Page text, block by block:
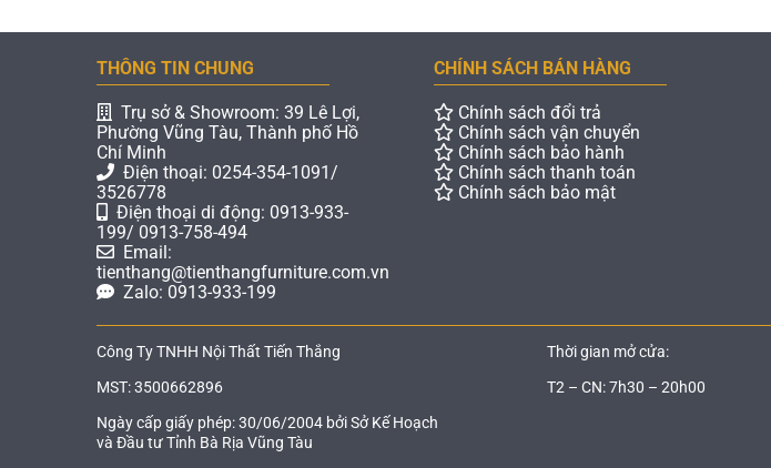
THÔNG TIN CHUNG
Trụ sở & Showroom: 39 Lê Lợi,
Phường Vũng Tàu, Thành phố Hồ
Chí Minh
Điện thoại: 0254-354-1091/
3526778
Điện thoại di động: 0913-933-
199/ 0913-758-494
Email:
tienthang@tienthangfurniture.com.vn
Zalo: 0913-933-199
CHÍNH SÁCH BÁN HÀNG
Chính sách đổi trả
Chính sách vận chuyển
Chính sách bảo hành
Chính sách thanh toán
Chính sách bảo mật
Công Ty TNHH Nội Thất Tiến Thắng
MST: 3500662896
Ngày cấp giấy phép: 30/06/2004 bởi Sở Kế Hoạch
và Đầu tư Tỉnh Bà Rịa Vũng Tàu
Thời gian mở cửa:
T2 – CN: 7h30 – 20h00